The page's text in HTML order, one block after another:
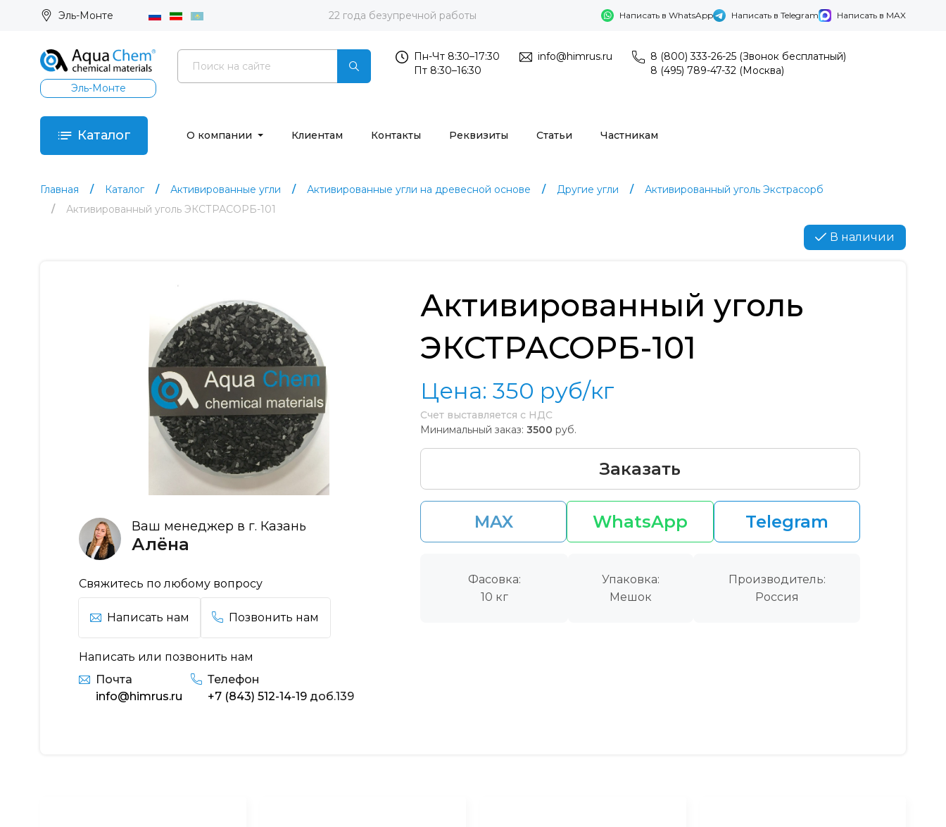
Эль-Монте 22 года безупречной работы Написать в WhatsApp Написать в Telegram Написать в MAX
Эль-Монте
Пн-Чт 8:30–17:30
Пт 8:30–16:30
info@himrus.ru
8 (800) 333-26-25 (Звонок бесплатный)
8 (495) 789-47-32 (Москва)
Каталог О компании Клиентам Контакты Реквизиты Статьи Частникам
Главная Каталог Активированные угли Активированные угли на древесной основе Другие угли
Активированный уголь Экстрасорб
Активированный уголь ЭКСТРАСОРБ-101
В наличии
Ваш менеджер в г. Казань
Алёна
Свяжитесь по любому вопросу
Написать нам Позвонить нам
Написать или позвонить нам
Почта
info@himrus.ru
Телефон
+7 (843) 512-14-19 доб.139
Активированный уголь
ЭКСТРАСОРБ-101
Цена: 350 руб/кг
Счет выставляется с НДС
Минимальный заказ: 3500 руб.
Заказать
MAX WhatsApp Telegram
Фасовка:
10 кг
Упаковка:
Мешок
Производитель:
Россия